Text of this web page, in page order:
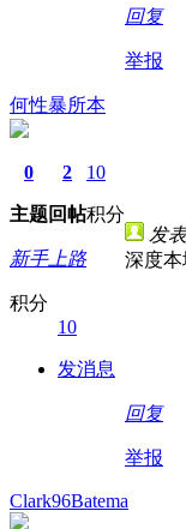
回复
举报
何性暴所本
0
主题
2
回帖
10
积分
新手上路
积分
10
发消息
发
深度本
回复
举报
Clark96Batema